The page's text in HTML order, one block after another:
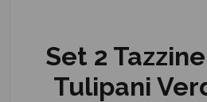
Set 2
Tulipani